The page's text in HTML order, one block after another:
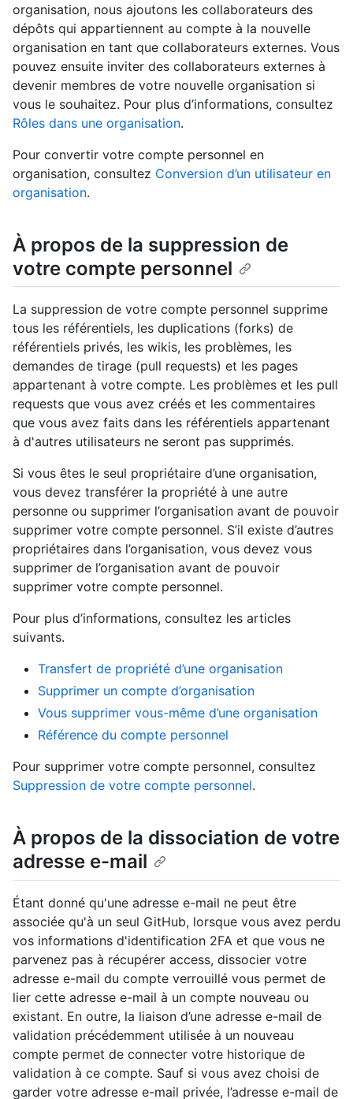
organisation, nous ajoutons les collaborateurs des
dépôts qui appartiennent au compte à la nouvelle
organisation en tant que collaborateurs externes. Vous
pouvez ensuite inviter des collaborateurs externes à
devenir membres de votre nouvelle organisation si
vous le souhaitez. Pour plus d’informations, consultez
Rôles dans une organisation.
Pour convertir votre compte personnel en
organisation, consultez Conversion d’un utilisateur en
organisation.
À propos de la suppression de
votre compte personnel
La suppression de votre compte personnel supprime
tous les référentiels, les duplications (forks) de
référentiels privés, les wikis, les problèmes, les
demandes de tirage (pull requests) et les pages
appartenant à votre compte. Les problèmes et les pull
requests que vous avez créés et les commentaires
que vous avez faits dans les référentiels appartenant
à d'autres utilisateurs ne seront pas supprimés.
Si vous êtes le seul propriétaire d’une organisation,
vous devez transférer la propriété à une autre
personne ou supprimer l’organisation avant de pouvoir
supprimer votre compte personnel. S’il existe d’autres
propriétaires dans l’organisation, vous devez vous
supprimer de l’organisation avant de pouvoir
supprimer votre compte personnel.
Pour plus d’informations, consultez les articles
suivants.
Transfert de propriété d’une organisation
Supprimer un compte d’organisation
Vous supprimer vous-même d’une organisation
Référence du compte personnel
Pour supprimer votre compte personnel, consultez
Suppression de votre compte personnel.
À propos de la dissociation de votre
adresse e-mail
Étant donné qu'une adresse e-mail ne peut être
associée qu'à un seul GitHub, lorsque vous avez perdu
vos informations d'identification 2FA et que vous ne
parvenez pas à récupérer access, dissocier votre
adresse e-mail du compte verrouillé vous permet de
lier cette adresse e-mail à un compte nouveau ou
existant. En outre, la liaison d’une adresse e-mail de
validation précédemment utilisée à un nouveau
compte permet de connecter votre historique de
validation à ce compte. Sauf si vous avez choisi de
garder votre adresse e-mail privée, l’adresse e-mail de